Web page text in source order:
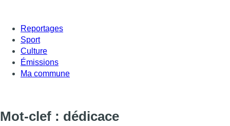
Reportages
Sport
Culture
Émissions
Ma commune
Mot-clef : dédicace